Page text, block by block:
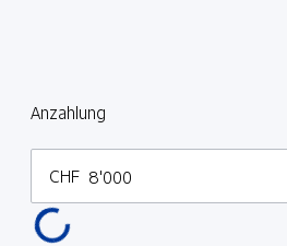
Anzahlung
CHF